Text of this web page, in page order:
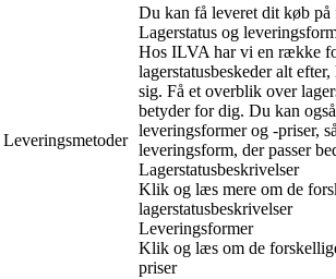
Leveringsmetoder
Du kan få leveret dit køb
Lagerstatus og
Hos ILVA har vi en række
lagerstatusbeskeder alt
sig. Få et overblik over
betyder for dig. Du kan
leveringsformer og -priser,
leveringsform, der passer
Lagerstatusbeskrivelser
Klik og læs mere om de
lagerstatusbeskrivelser
Leveringsformer
Klik og læs om de
priser